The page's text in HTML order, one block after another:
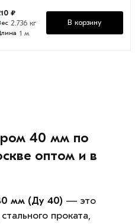
₽
2.736 кг
1 м
В корзину
40 мм по
оптом и в
мм (Ду 40)— это
проката,